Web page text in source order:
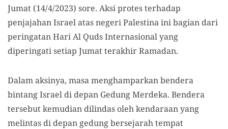
Jumat (14/4/2023) sore. Aksi protes terhadap
penjajahan Israel atas negeri Palestina ini bagian dari
peringatan Hari Al Quds Internasional yang
diperingati setiap Jumat terakhir Ramadan.
Dalam aksinya, masa menghamparkan bendera
bintang Israel di depan Gedung Merdeka. Bendera
tersebut kemudian dilindas oleh kendaraan yang
melintas di depan gedung bersejarah tempat